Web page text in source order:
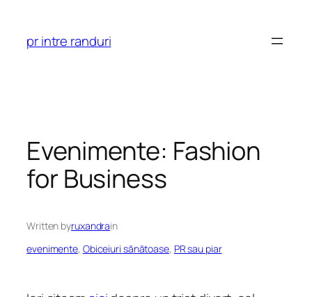
content
pr intre randuri
Evenimente: Fashion
for Business
Written byruxandrain
evenimente, Obiceiuri sănătoase, PR sau piar